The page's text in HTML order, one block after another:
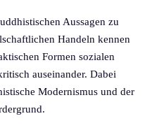
Aussagen zu
Handeln kennen
Formen sozialen
auseinander. Dabei
Modernismus und der